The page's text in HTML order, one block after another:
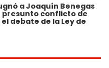
a Joaquín Benegas
presunto conflicto de
debate de la Ley de